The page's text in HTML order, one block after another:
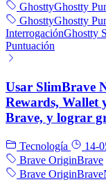
GhosttyGhostty
GhosttyGhostty
InterrogaciónGhostty
Puntuación
Usar SlimBrave
Rewards, Wallet
Brave, y lograr
Tecnología
14-
Brave OriginBrave
Brave OriginBrave